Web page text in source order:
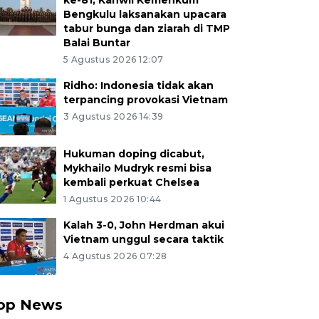
Bengkulu laksanakan upacara
tabur bunga dan ziarah di TMP
Balai Buntar
5 Agustus 2026 12:07
Ridho: Indonesia tidak akan
terpancing provokasi Vietnam
3 Agustus 2026 14:39
Hukuman doping dicabut,
Mykhailo Mudryk resmi bisa
kembali perkuat Chelsea
1 Agustus 2026 10:44
Kalah 3-0, John Herdman akui
Vietnam unggul secara taktik
4 Agustus 2026 07:28
News